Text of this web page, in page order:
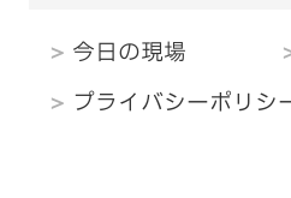
今日の現場
プライバシーポリシ